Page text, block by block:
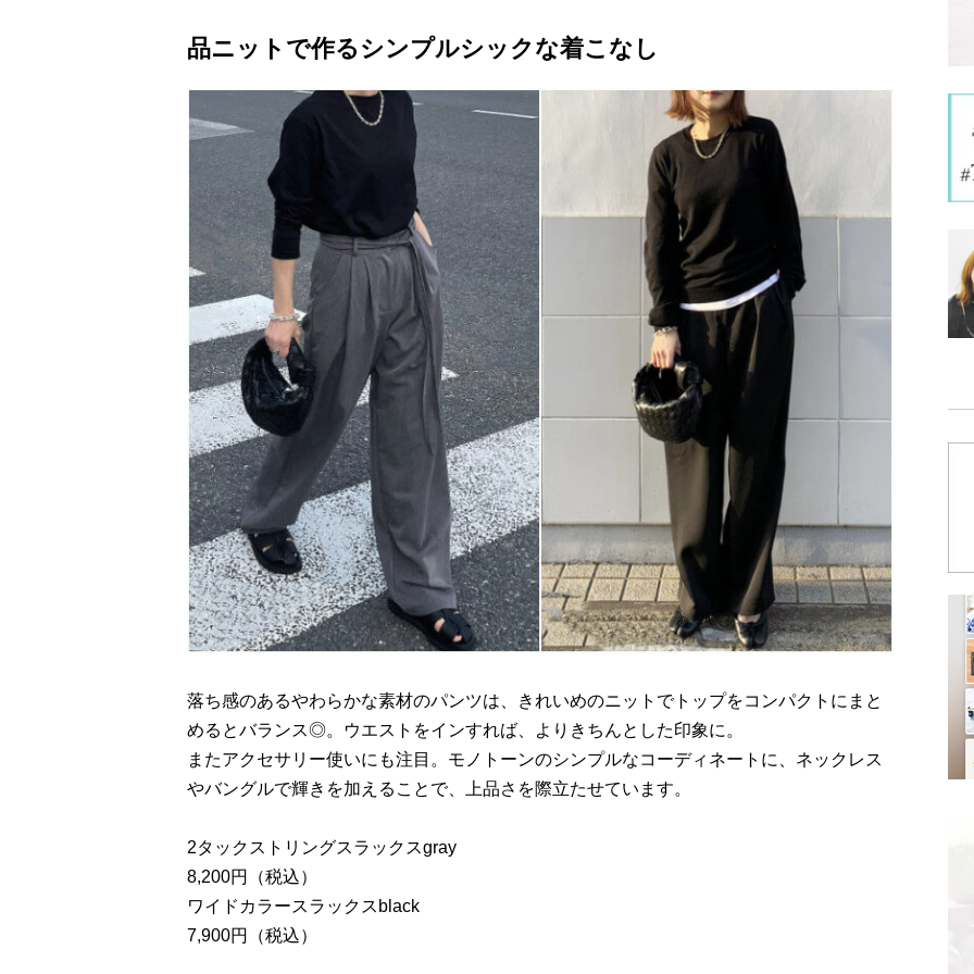
品ニットで作るシンプルシックな着こなし
落ち感のあるやわらかな素材のパンツは、きれいめのニットでトップをコンパクトにまと
めるとバランス◎。ウエストをインすれば、よりきちんとした印象に。
またアクセサリー使いにも注目。モノトーンのシンプルなコーディネートに、ネックレス
やバングルで輝きを加えることで、上品さを際立たせています。
2タックストリングスラックスgray
8,200円（税込）
ワイドカラースラックスblack
7,900円（税込）